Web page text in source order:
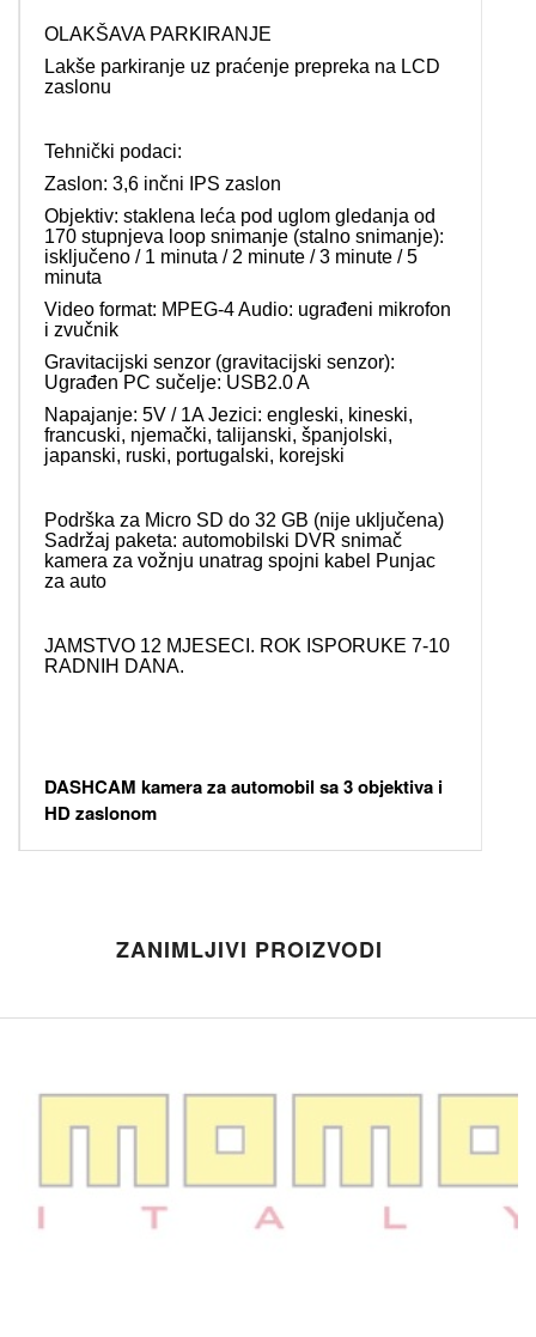
OLAKŠAVA PARKIRANJE
Lakše parkiranje uz praćenje prepreka na LCD
zaslonu
Tehnički podaci:
Zaslon: 3,6 inčni IPS zaslon
Objektiv: staklena leća pod uglom gledanja od
170 stupnjeva loop snimanje (stalno snimanje):
isključeno / 1 minuta / 2 minute / 3 minute / 5
minuta
Video format: MPEG-4 Audio: ugrađeni mikrofon
i zvučnik
Gravitacijski senzor (gravitacijski senzor):
Ugrađen PC sučelje: USB2.0 A
Napajanje: 5V / 1A Jezici: engleski, kineski,
francuski, njemački, talijanski, španjolski,
japanski, ruski, portugalski, korejski
Podrška za Micro SD do 32 GB (nije uključena)
Sadržaj paketa: automobilski DVR snimač
kamera za vožnju unatrag spojni kabel Punjac
za auto
JAMSTVO 12 MJESECI. ROK ISPORUKE 7-10
RADNIH DANA.
DASHCAM kamera za automobil sa 3 objektiva i
HD zaslonom
ZANIMLJIVI PROIZVODI